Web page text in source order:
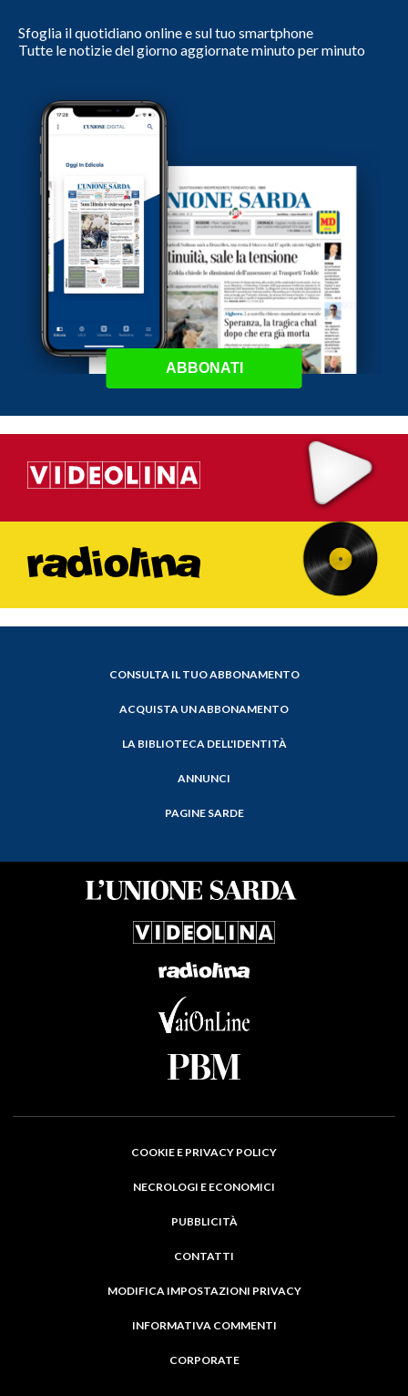
Sfoglia il quotidiano online e sul tuo smartphone
Tutte le notizie del giorno aggiornate minuto per minuto
ABBONATI
CONSULTA IL TUO ABBONAMENTO
ACQUISTA UN ABBONAMENTO
LA BIBLIOTECA DELL'IDENTITÀ
ANNUNCI
PAGINE SARDE
COOKIE E PRIVACY POLICY
NECROLOGI E ECONOMICI
PUBBLICITÀ
CONTATTI
MODIFICA IMPOSTAZIONI PRIVACY
INFORMATIVA COMMENTI
CORPORATE